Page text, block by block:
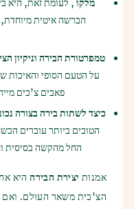
מלקו , לעומת זאת, היא
הברשה איטית
טמפרטורת הבירה וניקיון
על הטעם הסופי והאיכות
פאבים צ'כים
כיצד לשתות בירה בצורה
הטובים ביותר עוברים
החל מהקשה בסיסית
אמנות יצירת הבירה היא
הצ'כית משאר העולם. ואם